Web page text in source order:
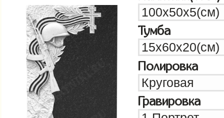
Тумба
Полировка
Гравировка